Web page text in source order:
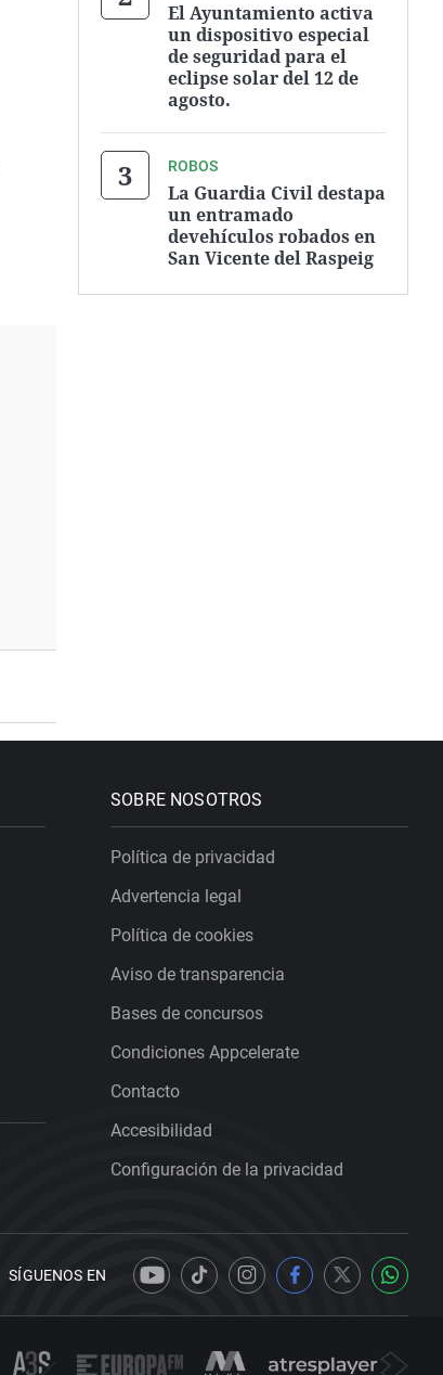
El Ayuntamiento activa
un dispositivo especial
de seguridad para el
eclipse solar del 12 de
agosto.
ROBOS
La Guardia Civil destapa
un entramado
devehículos robados en
San Vicente del Raspeig
SOBRE NOSOTROS
Política de privacidad
Advertencia legal
Política de cookies
Aviso de transparencia
Bases de concursos
Condiciones Appcelerate
Contacto
Accesibilidad
Configuración de la privacidad
SÍGUENOS EN